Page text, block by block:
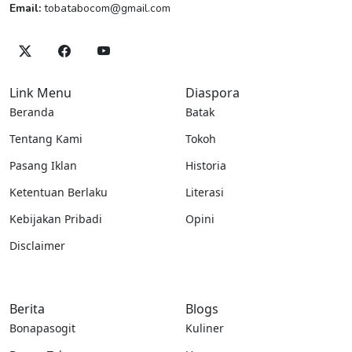
Email: tobatabocom@gmail.com
Link Menu
Beranda
Tentang Kami
Pasang Iklan
Ketentuan Berlaku
Kebijakan Pribadi
Disclaimer
Diaspora
Batak
Tokoh
Historia
Literasi
Opini
Berita
Bonapasogit
Blogs
Kuliner